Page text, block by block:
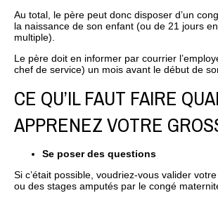
Au total, le père peut donc disposer d’un
la naissance de son enfant (ou de 21 jours
multiple).
Le père doit en informer par courrier
chef de service) un mois avant le début de
CE QU’IL FAUT FAIRE
APPRENEZ VOTRE
Se poser des questions
Si c’était possible, voudriez-vous valider
ou des stages amputés par le congé